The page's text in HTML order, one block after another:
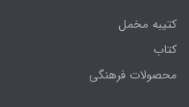
کتیبه مخمل
کتاب
محصولات فرهنگی